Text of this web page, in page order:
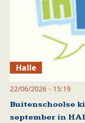
Halle
22/06/2026 - 15:19
Buitenschoolse
september in